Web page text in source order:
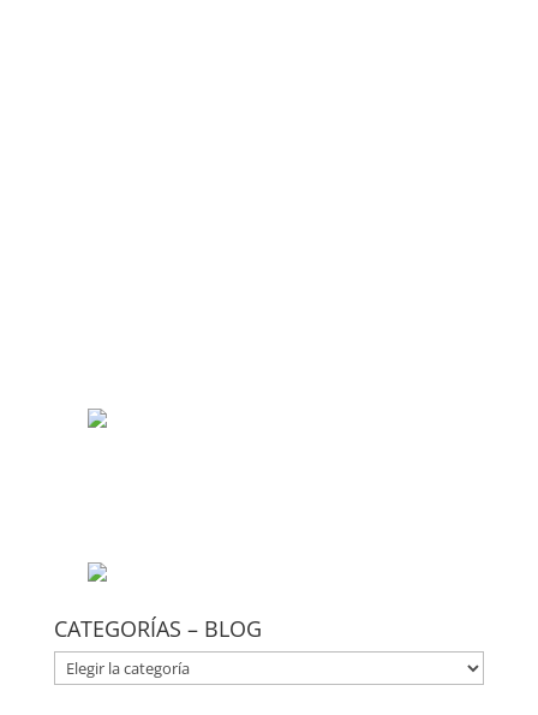
CATEGORÍAS – BLOG
CATEGORÍAS
–